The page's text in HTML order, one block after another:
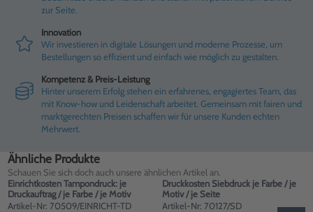
zur Seite.
Innovation
Wir investieren in digitale Lösungen und moderne Prozesse, um
Bestellungen so effizient und einfach wie möglich zu gestalten.
Kompetenz & Preis-Leistung
Hinter unserem Erfolg stehen ein erfahrenes, engagiertes Team, das
mit Know-how und Leidenschaft arbeitet. Gemeinsam mit fairen und
marktgerechten Preisen schaffen wir für unsere Kunden echten
Mehrwert.
Ähnliche Produkte
Schauen Sie sich doch auch unsere ähnlichen Artikel an.
Einrichtkosten Tampondruck: je
Druckauftrag / je Farbe / je Motiv
Artikel-Nr: 70509/EINRICHT-TD
Druckkosten Siebdruck je Farbe / je
Motiv / je Seite
Artikel-Nr: 70127/SD